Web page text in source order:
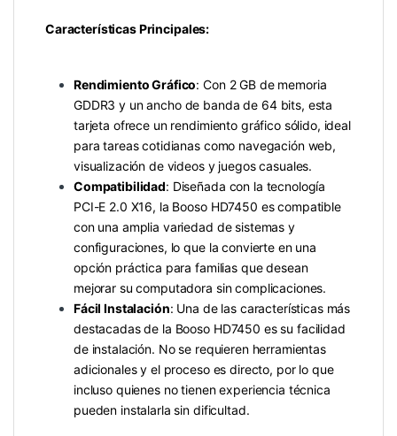
Características Principales:
Rendimiento Gráfico: Con 2 GB de memoria
GDDR3 y un ancho de banda de 64 bits, esta
tarjeta ofrece un rendimiento gráfico sólido, ideal
para tareas cotidianas como navegación web,
visualización de videos y juegos casuales.
Compatibilidad: Diseñada con la tecnología
PCI-E 2.0 X16, la Booso HD7450 es compatible
con una amplia variedad de sistemas y
configuraciones, lo que la convierte en una
opción práctica para familias que desean
mejorar su computadora sin complicaciones.
Fácil Instalación: Una de las características más
destacadas de la Booso HD7450 es su facilidad
de instalación. No se requieren herramientas
adicionales y el proceso es directo, por lo que
incluso quienes no tienen experiencia técnica
pueden instalarla sin dificultad.